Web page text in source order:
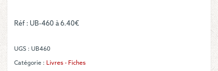
460
Gelegenheit
Réf : UB-460 à 6.40€
UGS : UB460
Catégorie : Livres - Fiches